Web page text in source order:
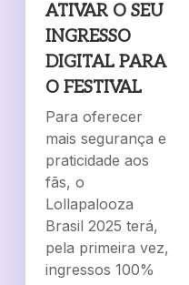
ATIVAR O SEU
INGRESSO
DIGITAL PARA
O FESTIVAL
Para oferecer
mais segurança e
praticidade aos
fãs, o
Lollapalooza
Brasil 2025 terá,
pela primeira vez,
ingressos 100%